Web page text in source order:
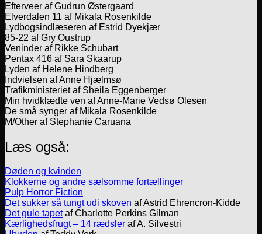
Efterveer af Gudrun Østergaard
Elverdalen 11 af Mikala Rosenkilde
Lydbogsindlæseren af Estrid Dyekjær
85-22 af Gry Oustrup
Veninder af Rikke Schubart
Pentax 416 af Sara Skaarup
Lyden af Helene Hindberg
Indvielsen af Anne Hjælmsø
Trafikministeriet af Sheila Eggenberger
Min hvidklædte ven af Anne-Marie Vedsø Olesen
De små synger af Mikala Rosenkilde
M/Other af Stephanie Caruana
Læs også:
Døden og kvinden
Klokkerne og andre sælsomme fortællinger
Pulp Horror Fiction
Det sukker så tungt udi skoven af Astrid Ehrencron-Kidde
Det gule tapetaf Charlotte Perkins Gilman
Kærlighedsfrugt – 14 rædsler af A. Silvestri